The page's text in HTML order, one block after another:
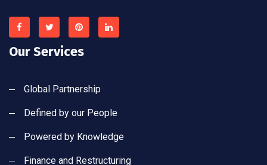
Our Services
Global Partnership
Defined by our People
Powered by Knowledge
Finance and Restructuring